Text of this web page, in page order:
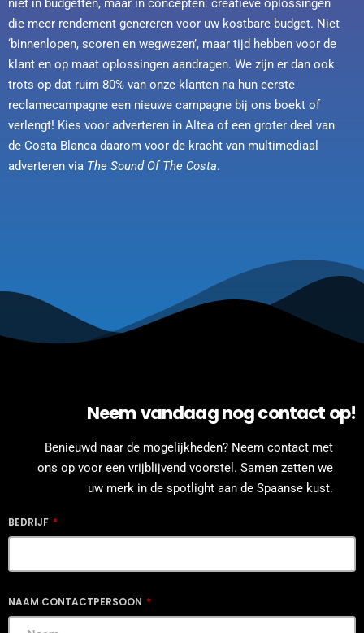
die meer rendement genereren voor uw kostbare budget. Niet
‘binnenlopen, scoren en wegwezen’, maar tijd hebben voor de
klant en op maat oplossingen aandragen. We zijn er dan ook
trots op dat ruim 80% van onze klanten na hun eerste
reclamecampagne een nieuwe campagne bij ons boekt of
verlengt! Kies voor adverteren in Altea of een groter deel van
de Costa Blanca daarom voor de kracht van multimediaal
adverteren via The Sound Of The Costa.
Neem vandaag nog contact op!
Benieuwd naar de mogelijkheden? Neem contact met
ons op voor een vrijblijvend voorstel. Samen zetten we
uw merk in de spotlight aan de Spaanse kust.
BEDRIJF
NAAM CONTACTPERSOON